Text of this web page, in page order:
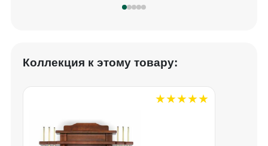
Коллекция к этому товару: